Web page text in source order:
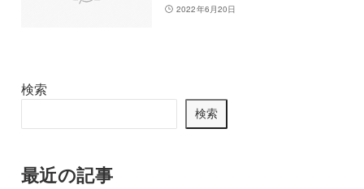
2022年6月20日
検索
検索
最近の記事